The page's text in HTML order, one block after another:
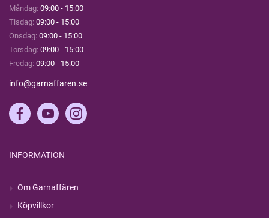
Måndag: 09:00 - 15:00
Tisdag: 09:00 - 15:00
Onsdag: 09:00 - 15:00
Torsdag: 09:00 - 15:00
Fredag: 09:00 - 15:00
info@garnaffaren.se
INFORMATION
Om Garnaffären
Köpvillkor